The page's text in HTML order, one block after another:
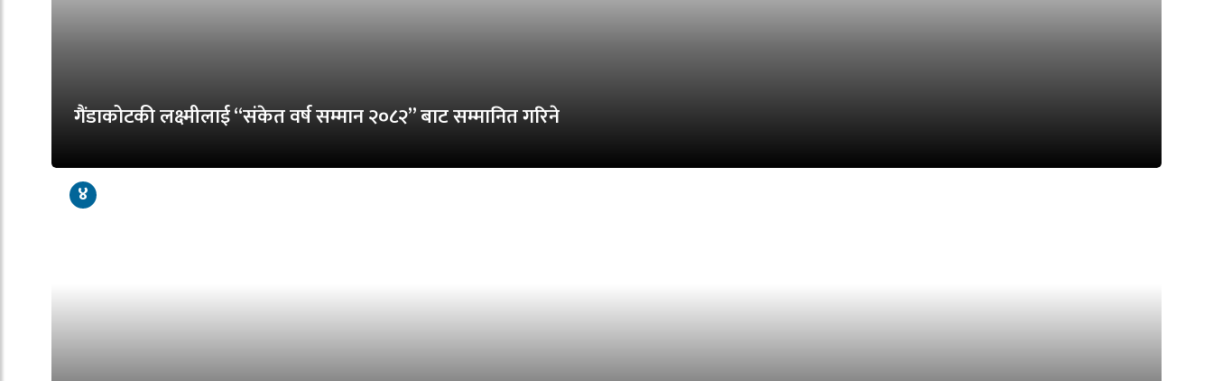
गैंडाकोटकी लक्ष्मीलाई “संकेत वर्ष सम्मान २०८२” बाट सम्मानित गरिने
४